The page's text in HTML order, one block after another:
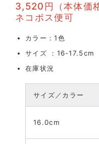
3,520円（本体価
ネコポス便可
カラー：1色
サイズ ：16-17.5cm
在庫状況
サイズ／カラー
16.0cm